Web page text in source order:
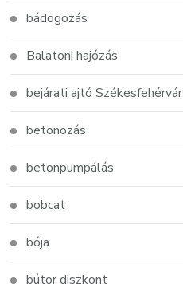
bádogozás
Balatoni hajózás
bejárati ajtó Székesfehérvár
betonozás
betonpumpálás
bobcat
bója
bútor diszkont